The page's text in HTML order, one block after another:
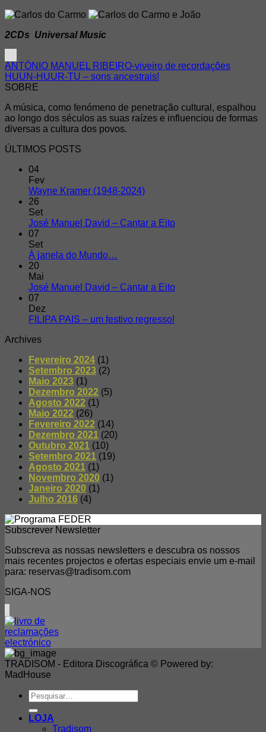
2CDs Universal Music
ANTÓNIO MANUEL RIBEIRO-viveiro de recordações
HUUN-HUUR-TU – sons ancestrais!
SOBRE
A música, como fenómeno de penetração cultural, espalhou
ao longo dos séculos as suas raízes e influenciou de formas
diversas a cultura dos povos.
ÚLTIMOS POSTS
04
Fev
Wayne Kramer (1948-2024)
26
Set
José Manuel David – Cantar a Eito
07
Set
À janela do Mundo…
20
Mai
José Manuel David – Cantar a Eito
07
Dez
FILIPA PAIS – um festivo regresso!
Archives
Fevereiro 2024 (1)
Setembro 2023 (2)
Maio 2023 (1)
Dezembro 2022 (5)
Agosto 2022 (1)
Maio 2022 (26)
Fevereiro 2022 (14)
Dezembro 2021 (20)
Outubro 2021 (10)
Setembro 2021 (19)
Agosto 2021 (1)
Novembro 2020 (1)
Janeiro 2020 (1)
Julho 2016 (4)
Subscrever Newsletter
Subscreva as nossas newsletters e descubra os nossos
mais recentes projectos e ofertas especiais envie um e-mail
para: reservas@tradisom.com
SIGA-NOS
TRADISOM - Editora Discográfica © Powered by:
MadHouse
Pesquisar
por:
LOJA
Tradisom